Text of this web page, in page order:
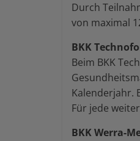
Durch
von maximal
BKK
Beim BKK
Kalenderjahr.
Für jede
BKK Werra-